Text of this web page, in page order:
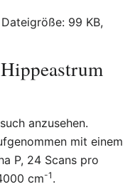
99 KB,
anzusehen.
mit einem
P, 24 Scans pro
cm-1 .